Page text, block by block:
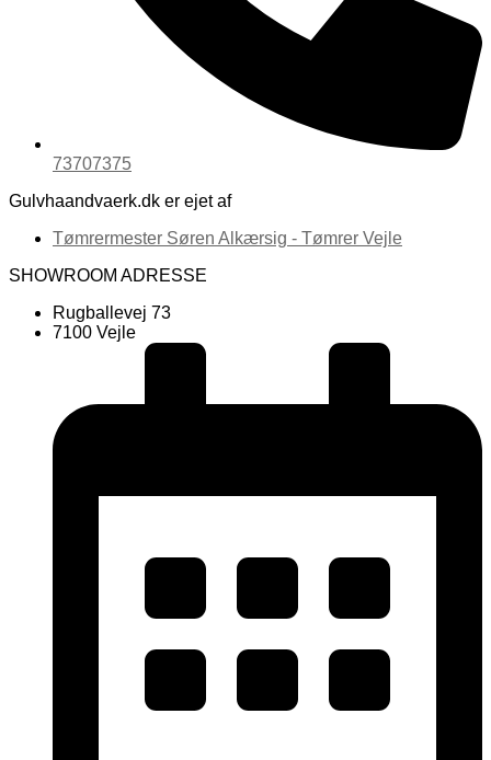
73707375
Gulvhaandvaerk.dk er ejet af
Tømrermester Søren Alkærsig - Tømrer Vejle
SHOWROOM ADRESSE
Rugballevej 73
7100 Vejle